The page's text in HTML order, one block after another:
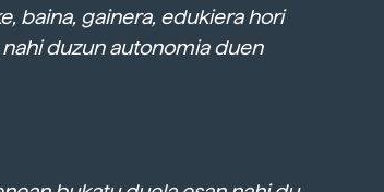
baina, gainera, edukiera hori
duzun autonomia duen